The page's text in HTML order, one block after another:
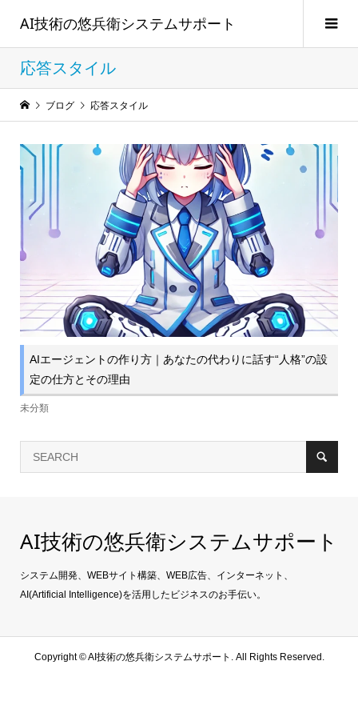
AI技術の悠兵衛システムサポート
応答スタイル
ブログ 応答スタイル
AIエージェントの作り方｜あなたの代わりに話す“人格”の設
定の仕方とその理由
未分類
AI技術の悠兵衛システムサポート
システム開発、WEBサイト構築、WEB広告、インターネット、
AI(Artificial Intelligence)を活用したビジネスのお手伝い。
Copyright ©AI技術の悠兵衛システムサポート. All Rights Reserved.